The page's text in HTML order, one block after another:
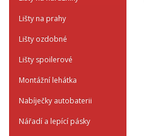
Lišty na prahy
Lišty ozdobné
Lišty spoilerové
Montážní lehátka
Nabíječky autobaterii
Nářadí a lepící pásky